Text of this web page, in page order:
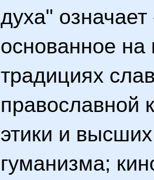
духа" означает
основанное на
традициях
православной
этики и
гуманизма;